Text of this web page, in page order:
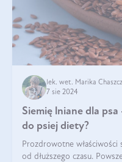
lek. wet. Marika
7 sie 2024
Siemię lniane dla
do psiej diety?
Prozdrowotne właściwości
od dłuższego czasu.